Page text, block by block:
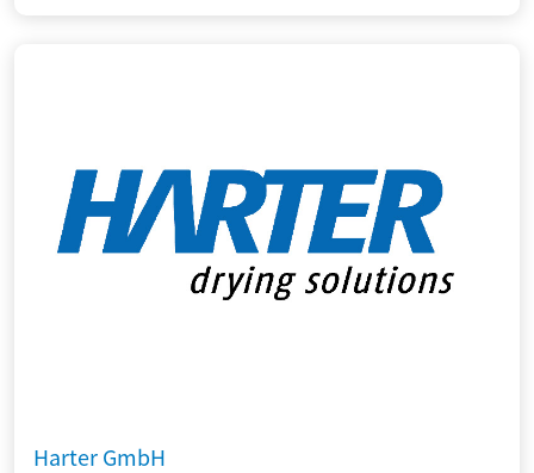
Harter GmbH